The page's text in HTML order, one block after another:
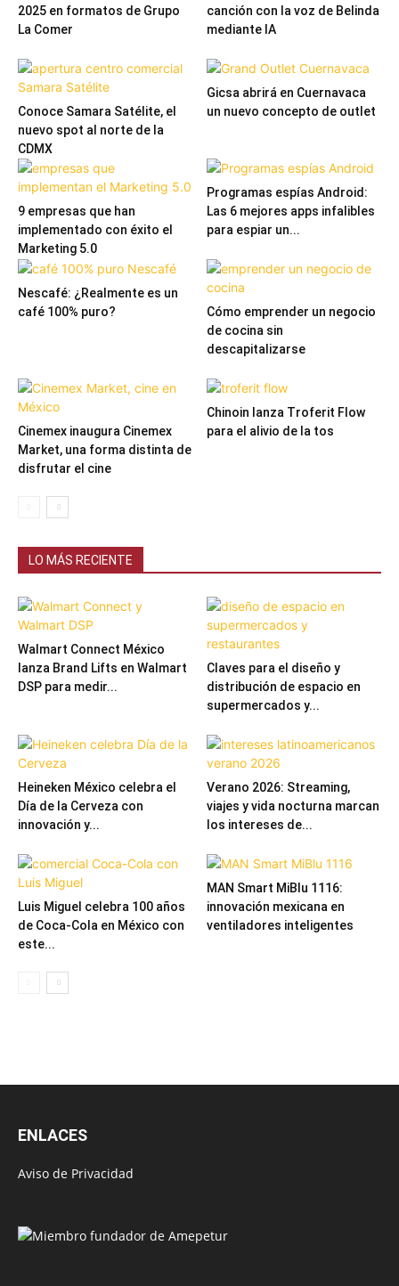
2025 en formatos de Grupo
La Comer
canción con la voz de Belinda
mediante IA
Conoce Samara Satélite, el
nuevo spot al norte de la
CDMX
Gicsa abrirá en Cuernavaca
un nuevo concepto de outlet
9 empresas que han
implementado con éxito el
Marketing 5.0
Programas espías Android:
Las 6 mejores apps infalibles
para espiar un...
Nescafé: ¿Realmente es un
café 100% puro?
Cómo emprender un negocio
de cocina sin
descapitalizarse
Cinemex inaugura Cinemex
Market, una forma distinta de
disfrutar el cine
Chinoin lanza Troferit Flow
para el alivio de la tos
LO MÁS RECIENTE
Walmart Connect México
lanza Brand Lifts en Walmart
DSP para medir...
Claves para el diseño y
distribución de espacio en
supermercados y...
Heineken México celebra el
Día de la Cerveza con
innovación y...
Verano 2026: Streaming,
viajes y vida nocturna marcan
los intereses de...
Luis Miguel celebra 100 años
de Coca-Cola en México con
este...
MAN Smart MiBlu 1116:
innovación mexicana en
ventiladores inteligentes
ENLACES
Aviso de Privacidad